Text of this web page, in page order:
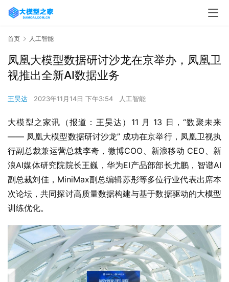
首页 人工智能
凤凰大模型数据研讨沙龙在京举办，凤凰卫
视推出全新AI数据业务
王昊达 2023年11月14日 下午3:54 人工智能
大模型之家讯（报道：王昊达）11 月 13 日，“数聚未来
—— 凤凰大模型数据研讨沙龙” 成功在京举行，凤凰卫视执
行副总裁兼运营总裁李奇，微博COO、新浪移动 CEO、新
浪AI媒体研究院院长王巍，华为EI产品部部长尤鹏，智谱AI
副总裁刘佳，MiniMax副总编辑苏彤等多位行业代表出席本
次论坛，共同探讨高质量数据构建与基于数据驱动的大模型
训练优化。